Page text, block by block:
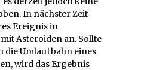
In nächster Zeit
Ereignis in
Asteroiden an. Sollte
die Umlaufbahn eines
wird das Ergebnis